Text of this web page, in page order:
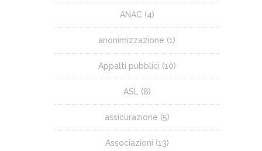
ANAC (4)
anonimizzazione (1)
Appalti pubblici (10)
ASL(8)
assicurazione (5)
Associazioni (13)